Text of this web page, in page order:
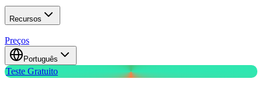
Recursos
Preços
Português
Teste Gratuito